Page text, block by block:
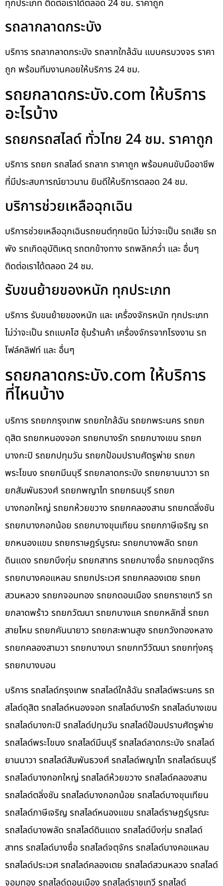
ทุกประเภท ติดต่อเราได้ตลอด 24 ชม. ราคาถูก
รถลากลาดกระบัง
บริการ รถลากลาดกระบัง รถลากใกล้ฉัน แบบครบวงจร ราคา
ถูก พร้อมทีมงานคอยให้บริการ 24 ชม.
รถยกลาดกระบัง.com ให้บริการ
อะไรบ้าง
รถยกรถสไลด์ ทั่วไทย 24 ชม. ราคาถูก
บริการ รถยก รถสไลด์ รถลาก ราคาถูก พร้อมคนขับมืออาชีพ
ที่มีประสบการณ์ยาวนาน ยินดีให้บริการตลอด 24 ชม.
บริการช่วยเหลือฉุกเฉิน
บริการช่วยเหลือฉุกเฉินรถยนต์ทุกชนิด ไม่ว่าจะเป็น รถเสีย รถ
พัง รถเกิดอุบัติเหตุ รถตกข้างทาง รถพลิกคว่ำ และ อื่นๆ
ติดต่อเราได้ตลอด 24 ชม.
รับขนย้ายของหนัก ทุกประเภท
บริการ รับขนย้ายของหนัก และ เครื่องจักรหนัก ทุกประเภท
ไม่ว่าจะเป็น รถแบคโฮ ซุ้มร้านค้า เครื่องจักรจากโรงงาน รถ
โฟล์คลิฟท์ และ อื่นๆ
รถยกลาดกระบัง.com ให้บริการ
ที่ไหนบ้าง
บริการ รถยกกรุงเทพ รถยกใกล้ฉัน รถยกพระนคร รถยก
ดุสิต รถยกหนองจอก รถยกบางรัก รถยกบางเขน รถยก
บางกะปิ รถยกปทุมวัน รถยกป้อมปราบศัตรูพ่าย รถยก
พระโขนง รถยกมีนบุรี รถยกลาดกระบัง รถยกยานนาวา รถ
ยกสัมพันธวงศ์ รถยกพญาไท รถยกธนบุรี รถยก
บางกอกใหญ่ รถยกห้วยขวาง รถยกคลองสาน รถยกตลิ่งชัน
รถยกบางกอกน้อย รถยกบางขุนเทียน รถยกภาษีเจริญ รถ
ยกหนองแขม รถยกราษฎร์บูรณะ รถยกบางพลัด รถยก
ดินแดง รถยกบึงกุ่ม รถยกสาทร รถยกบางซื่อ รถยกจตุจักร
รถยกบางคอแหลม รถยกประเวศ รถยกคลองเตย รถยก
สวนหลวง รถยกจอมทอง รถยกดอนเมือง รถยกราชเทวี รถ
ยกลาดพร้าว รถยกวัฒนา รถยกบางแค รถยกหลักสี่ รถยก
สายไหม รถยกคันนายาว รถยกสะพานสูง รถยกวังทองหลาง
รถยกคลองสามวา รถยกบางนา รถยกทวีวัฒนา รถยกทุ่งครุ
รถยกบางบอน
บริการ รถสไลด์กรุงเทพ รถสไลด์ใกล้ฉัน รถสไลด์พระนคร รถ
สไลด์ดุสิต รถสไลด์หนองจอก รถสไลด์บางรัก รถสไลด์บางเขน
รถสไลด์บางกะปิ รถสไลด์ปทุมวัน รถสไลด์ป้อมปราบศัตรูพ่าย
รถสไลด์พระโขนง รถสไลด์มีนบุรี รถสไลด์ลาดกระบัง รถสไลด์
ยานนาวา รถสไลด์สัมพันธวงศ์ รถสไลด์พญาไท รถสไลด์ธนบุรี
รถสไลด์บางกอกใหญ่ รถสไลด์ห้วยขวาง รถสไลด์คลองสาน
รถสไลด์ตลิ่งชัน รถสไลด์บางกอกน้อย รถสไลด์บางขุนเทียน
รถสไลด์ภาษีเจริญ รถสไลด์หนองแขม รถสไลด์ราษฎร์บูรณะ
รถสไลด์บางพลัด รถสไลด์ดินแดง รถสไลด์บึงกุ่ม รถสไลด์
สาทร รถสไลด์บางซื่อ รถสไลด์จตุจักร รถสไลด์บางคอแหลม
รถสไลด์ประเวศ รถสไลด์คลองเตย รถสไลด์สวนหลวง รถสไลด์
จอมทอง รถสไลด์ดอนเมือง รถสไลด์ราชเทวี รถสไลด์